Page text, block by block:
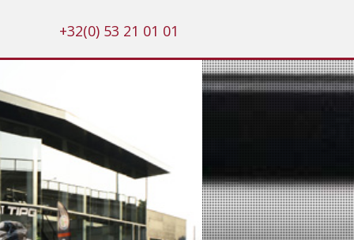
+32(0) 53 21 01 01